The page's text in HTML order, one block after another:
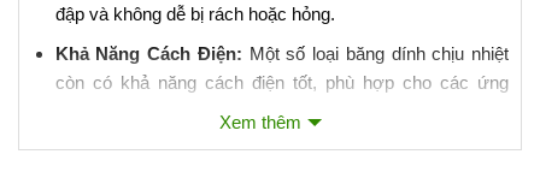
đập và không dễ bị rách hoặc hỏng.
Khả Năng Cách Điện: Một số loại băng dính chịu nhiệt
còn có khả năng cách điện tốt, phù hợp cho các ứng
Xem thêm